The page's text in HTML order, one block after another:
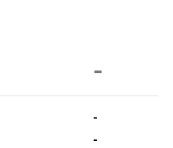
-
-
-